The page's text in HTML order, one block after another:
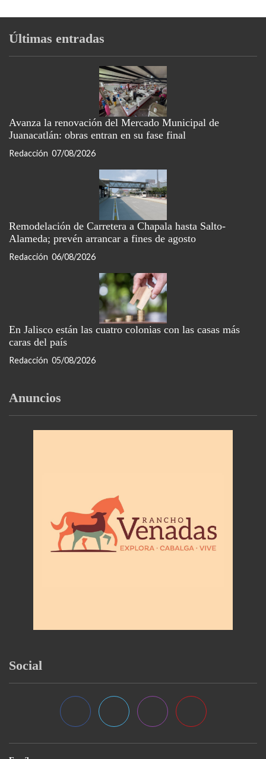
Últimas entradas
Avanza la renovación del Mercado Municipal de
Juanacatlán: obras entran en su fase final
Redacción 07/08/2026
Remodelación de Carretera a Chapala hasta Salto-
Alameda; prevén arrancar a fines de agosto
Redacción 06/08/2026
En Jalisco están las cuatro colonias con las casas más
caras del país
Redacción 05/08/2026
Anuncios
Social